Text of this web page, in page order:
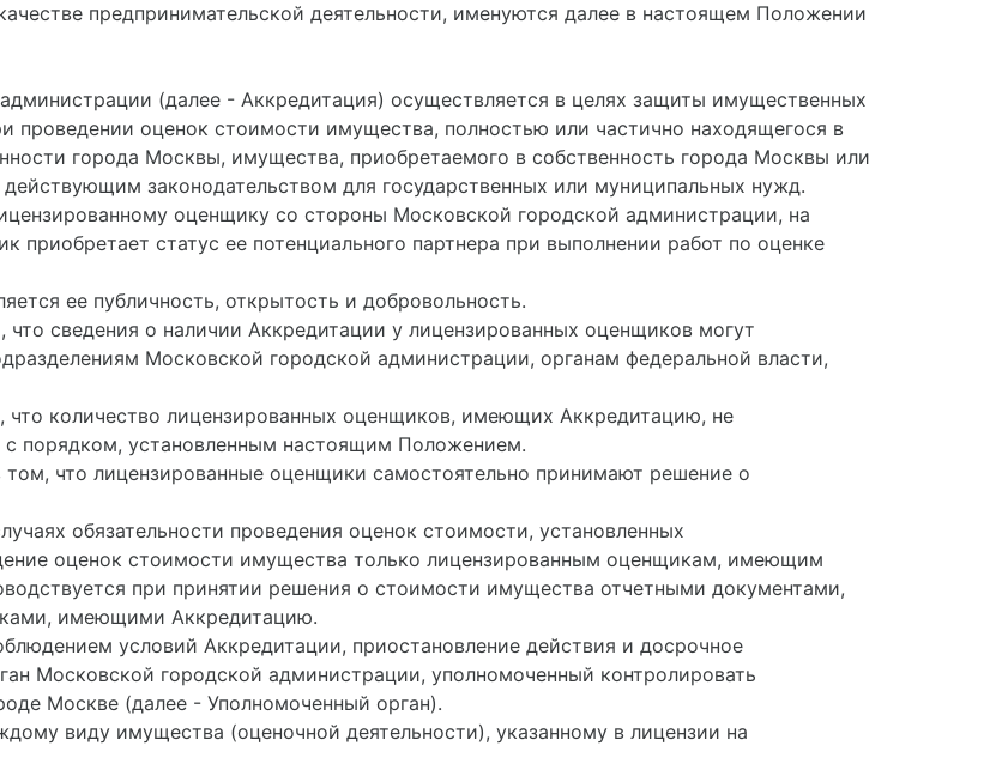
предпринимательской деятельности, именуются далее в настоящем Положении
(далее - Аккредитация) осуществляется в целях защиты имущественных
проведении оценок стоимости имущества, полностью или частично находящегося в
города Москвы, имущества, приобретаемого в собственность города Москвы или
законодательством для государственных или муниципальных нужд.
оценщику со стороны Московской городской администрации, на
приобретает статус ее потенциального партнера при выполнении работ по оценке
ее публичность, открытость и добровольность.
что сведения о наличии Аккредитации у лицензированных оценщиков могут
Московской городской администрации, органам федеральной власти,
что количество лицензированных оценщиков, имеющих Аккредитацию, не
с порядком, установленным настоящим Положением.
том, что лицензированные оценщики самостоятельно принимают решение о
обязательности проведения оценок стоимости, установленных
оценок стоимости имущества только лицензированным оценщикам, имеющим
при принятии решения о стоимости имущества отчетными документами,
имеющими Аккредитацию.
условий Аккредитации, приостановление действия и досрочное
Московской городской администрации, уполномоченный контролировать
Москве (далее - Уполномоченный орган).
виду имущества (оценочной деятельности), указанному в лицензии на